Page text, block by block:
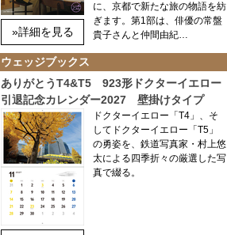
»詳細を見る
に、京都で新たな旅の物語を紡
ぎます。第1部は、俳優の常盤
貴子さんと仲間由紀…
ウェッジブックス
ありがとうT4&T5 923形ドクターイエロー
引退記念カレンダー2027 壁掛けタイプ
ドクターイエロー「T4」、そ
してドクターイエロー「T5」
の勇姿を、鉄道写真家・村上悠
太による四季折々の厳選した写
真で綴る。